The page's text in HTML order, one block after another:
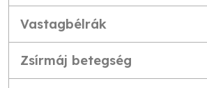
Vastagbélrák
Zsírmáj betegség